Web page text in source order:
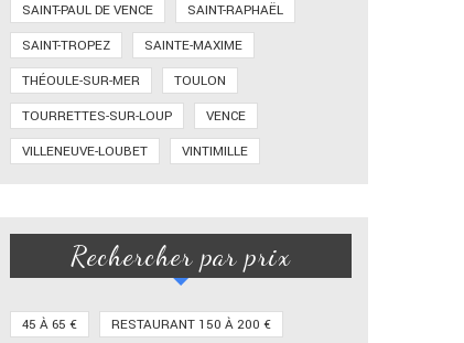
SAINT-PAUL DE VENCE
SAINT-RAPHAËL
SAINT-TROPEZ
SAINTE-MAXIME
THÉOULE-SUR-MER
TOULON
TOURRETTES-SUR-LOUP
VENCE
VILLENEUVE-LOUBET
VINTIMILLE
Rechercher par prix
45 À 65 €
RESTAURANT 150 À 200 €